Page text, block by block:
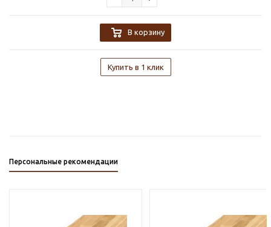
В корзину
Купить в 1 клик
Персональные рекомендации